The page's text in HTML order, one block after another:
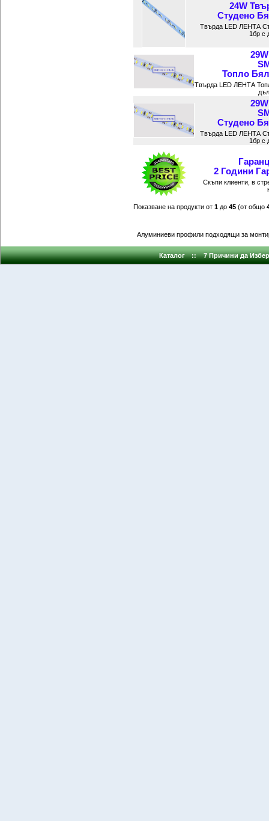
24W
Студено
Твърда LED ЛЕНТА
1бр с
Топло
Твърда LED ЛЕНТА
Студено
Твърда LED ЛЕНТА
1бр с
2 Години
Скъпи клиенти, в
Показване на продукти от 1до 45(от общо
Алуминиеви профили подходящи за
Каталог :: 7 Причини да